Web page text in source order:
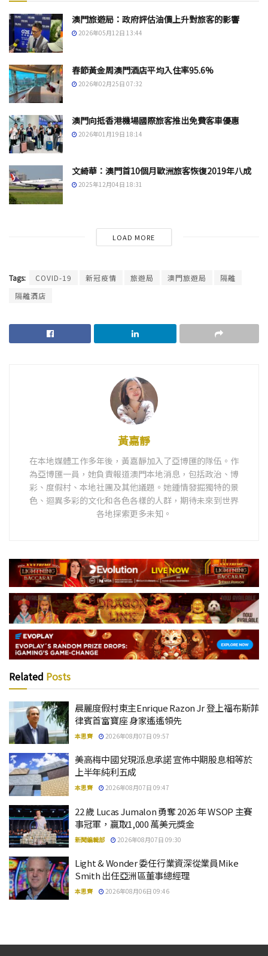
澳門旅遊局：政府評估油價上升對旅客的影響
2026年05月12日 13:44
春節黃金周澳門酒店平均入住率95.6%
2026年02月25日 07:32
澳門向抵香港機場國際旅客推出免費客車優惠
2026年01月19日 18:14
文綺華：澳門首10個月歐洲旅客恢復2019年八成
2025年12月04日 18:31
LOAD MORE
Tags: COVID-19 新冠疫情 旅遊局 澳門旅遊局
隔離
隔離酒店
黃嘉靜
在本地媒體工作多年後，黃嘉靜加入了亞博匯的隊伍。作
為亞博匯一員，她負責報道澳門本地消息，包括政治、博
彩、度假村、本地社團及其他議題。她鍾情發掘獨特的景
色、迴異多彩的文化和各色各樣的人群，期待未來到世界
各地探索更多未知。
Related Posts
晨麗度假村東主Enrique Razon Jr 登上福布斯菲
律賓首富寶座 身家遙遙領先
本思齊 2026年08月07日 09:57
美高梅中國兌現派息承諾 宣佈中期股息相等於
上半年純利五成
本思齊 2026年08月07日 09:47
22 歲 Lucas Jumalon 勇奪 2026 年 WSOP 主賽
事冠軍，贏取1,000 萬美元獎金
新聞編輯部 2026年08月07日 09:30
Light & Wonder 委任行業資深從業員Mike
Smith 出任亞洲區董事總經理
本思齊 2026年08月06日 09:46